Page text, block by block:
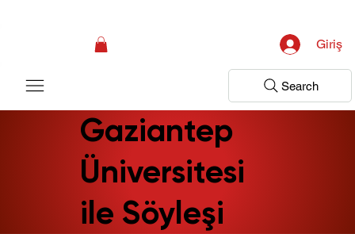
Giriş
Search
Gaziantep
Üniversitesi
ile Söyleşi